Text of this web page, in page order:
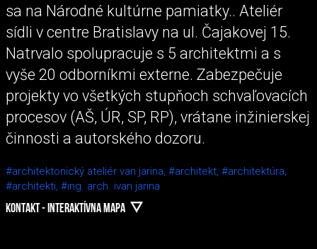
sa na Národné kultúrne pamiatky.. Ateliér
sídli v centre Bratislavy na ul. Čajakovej 15.
Natrvalo spolupracuje s 5 architektmi a s
vyše 20 odborníkmi externe. Zabezpečuje
projekty vo všetkých stupňoch schvaľovacích
procesov (AŠ, ÚR, SP, RP), vrátane inžinierskej
činnosti a autorského dozoru.
#architektonický ateliér van jarina, #architekt, #architektúra,
#architekti, #ing. arch. ivan jarina
KONTAKT - INTERAKTÍVNA MAPA